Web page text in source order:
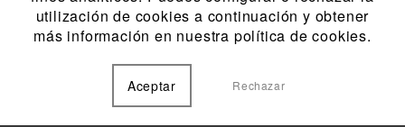
Interesados enviar CV a
recursoshumanos@grupo-santana.com
utilización de cookies a continuación y obtener
más información en nuestra política de cookies.
Aceptar Rechazar